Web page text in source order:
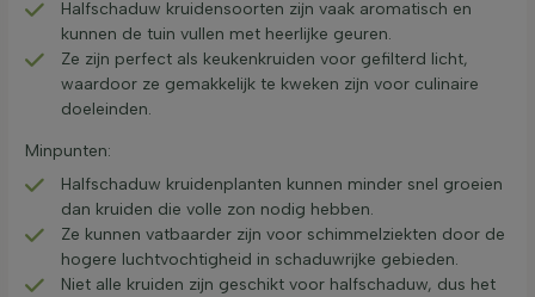
Halfschaduw kruidensoorten zijn vaak aromatisch en
kunnen de tuin vullen met heerlijke geuren.
Ze zijn perfect als keukenkruiden voor gefilterd licht,
waardoor ze gemakkelijk te kweken zijn voor culinaire
doeleinden.
Minpunten:
Halfschaduw kruidenplanten kunnen minder snel groeien
dan kruiden die volle zon nodig hebben.
Ze kunnen vatbaarder zijn voor schimmelziekten door de
hogere luchtvochtigheid in schaduwrijke gebieden.
Niet alle kruiden zijn geschikt voor halfschaduw, dus het